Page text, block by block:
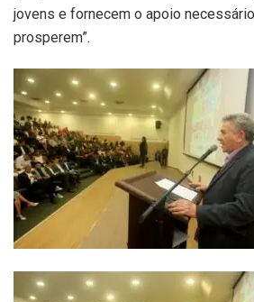
jovens e fornecem o apoio
prosperem”.